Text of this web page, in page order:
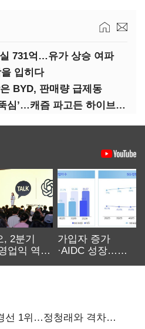
731억…유가 상승 여파
입히다
BYD, 판매량 급제동
독일차 넘은 현대차 ‘뚝심’…캐즘 파고든 하이브리드 역전극
, 2분기
업익 역대
가입자 증가
·AIDC 성장…
선 1위…정청래와 격차